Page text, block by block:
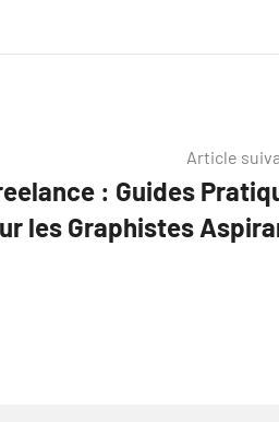
Article
: Guides
les Graphistes